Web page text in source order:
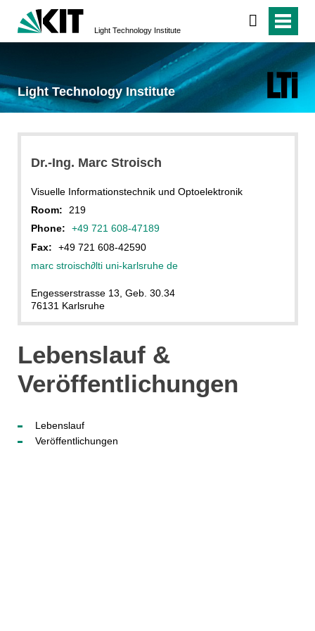
Light Technology Institute
Light Technology Institute
Dr.-Ing. Marc Stroisch
Visuelle Informationstechnik und Optoelektronik
Room:
219
Phone:
+49 721 608-47189
Fax:
+49 721 608-42590
marc stroisch∂lti uni-karlsruhe de
Engesserstrasse 13, Geb. 30.34
76131 Karlsruhe
Lebenslauf &
Veröffentlichungen
Lebenslauf
Veröffentlichungen